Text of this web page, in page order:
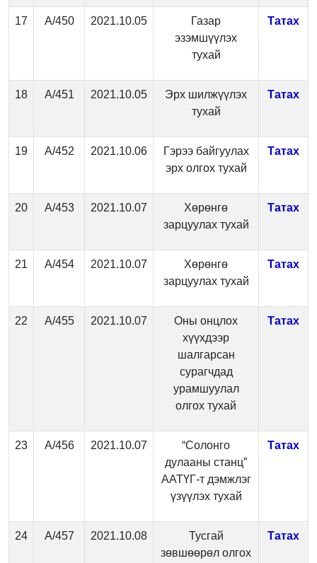
17 А/450 2021.10.05
Газар
эзэмшүүлэх
тухай
Татах
18 А/451 2021.10.05
Эрх шилжүүлэх
тухай
Татах
19 А/452 2021.10.06
Гэрээ байгуулах
эрх олгох тухай
Татах
20 А/453 2021.10.07
Хөрөнгө
зарцуулах тухай
Татах
21 А/454 2021.10.07
Хөрөнгө
зарцуулах тухай
Татах
22 А/455 2021.10.07
Оны онцлох
хүүхдээр
шалгарсан
сурагчдад
урамшуулал
олгох тухай
Татах
23 А/456 2021.10.07
“Солонго
дулааны станц”
ААТҮГ-т дэмжлэг
үзүүлэх тухай
Татах
24 А/457 2021.10.08
Тусгай
зөвшөөрөл олгох
Татах